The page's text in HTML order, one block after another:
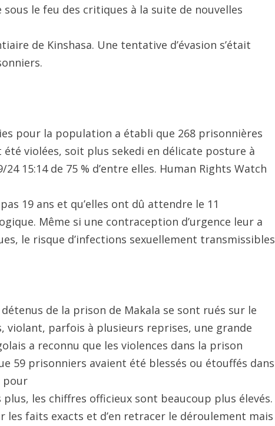
le feu des critiques à la suite de nouvelles
de Kinshasa. Une tentative d’évasion s’était
pour la population a établi que 268 prisonnières
violées, soit plus sekedi en délicate posture à
24 15:14 de 75 % d’entre elles. Human Rights Watch
19 ans et qu’elles ont dû attendre le 11
Même si une contraception d’urgence leur a
le risque d’infections sexuellement transmissibles
de la prison de Makala se sont rués sur le
parfois à plusieurs reprises, une grande
a reconnu que les violences dans la prison
59 prisonniers avaient été blessés ou étouffés dans
pour
les chiffres officieux sont beaucoup plus élevés.
les faits exacts et d’en retracer le déroulement mais